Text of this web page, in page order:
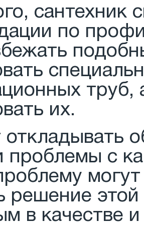
сантехник
по
труб,
их.
откладывать
проблемы с
решение
в качестве